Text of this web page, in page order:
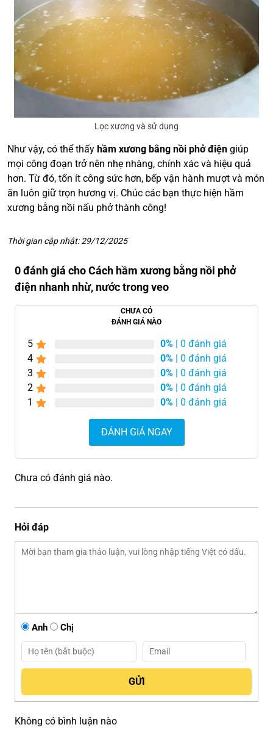
Lọc xương và sử dụng
Như vậy, có thể thấy hầm xương bằng nồi phở điện giúp
mọi công đoạn trở nên nhẹ nhàng, chính xác và hiệu quả
hơn. Từ đó, tốn ít công sức hơn, bếp vận hành mượt và món
ăn luôn giữ trọn hương vị. Chúc các bạn thực hiện hầm
xương bằng nồi nấu phở thành công!
Thời gian cập nhật: 29/12/2025
0 đánh giá cho Cách hầm xương bằng nồi phở
điện nhanh nhừ, nước trong veo
CHƯA CÓ
ĐÁNH GIÁ NÀO
5 0% | 0 đánh giá
4
0% | 0 đánh giá
3
0% | 0 đánh giá
2
0% | 0 đánh giá
1
0% | 0 đánh giá
ĐÁNH GIÁ NGAY
Chưa có đánh giá nào.
Hỏi đáp
Anh Chị
Không có bình luận nào